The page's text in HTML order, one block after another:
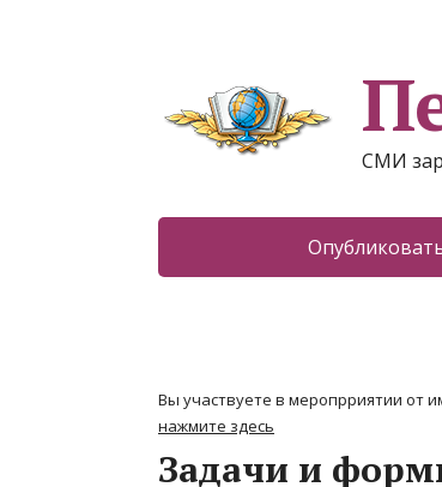
СМИ
Вы участвуете в меропрриятии от
нажмите здесь
Задачи и